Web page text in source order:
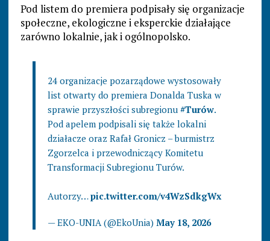
Pod listem do premiera podpisały się organizacje
społeczne, ekologiczne i eksperckie działające
zarówno lokalnie, jak i ogólnopolsko.
24 organizacje pozarządowe wystosowały
list otwarty do premiera Donalda Tuska w
sprawie przyszłości subregionu #Turów.
Pod apelem podpisali się także lokalni
działacze oraz Rafał Gronicz – burmistrz
Zgorzelca i przewodniczący Komitetu
Transformacji Subregionu Turów.
Autorzy…pic.twitter.com/v4WzSdkgWx
— EKO-UNIA (@EkoUnia) May 18, 2026